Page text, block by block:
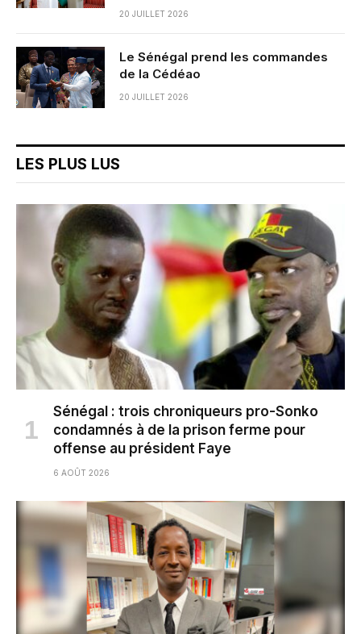
20 JUILLET 2026
Le Sénégal prend les commandes
de la Cédéao
20 JUILLET 2026
LES PLUS LUS
Sénégal : trois chroniqueurs pro-Sonko
condamnés à de la prison ferme pour
offense au président Faye
6 AOÛT 2026